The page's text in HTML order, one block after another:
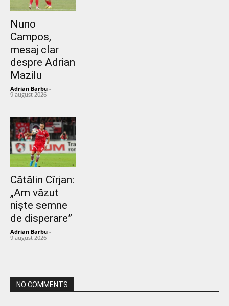
Nuno
Campos,
mesaj clar
despre Adrian
Mazilu
Adrian Barbu -
9 august 2026
Cătălin Cîrjan:
„Am văzut
niște semne
de disperare”
Adrian Barbu -
9 august 2026
NO COMMENTS